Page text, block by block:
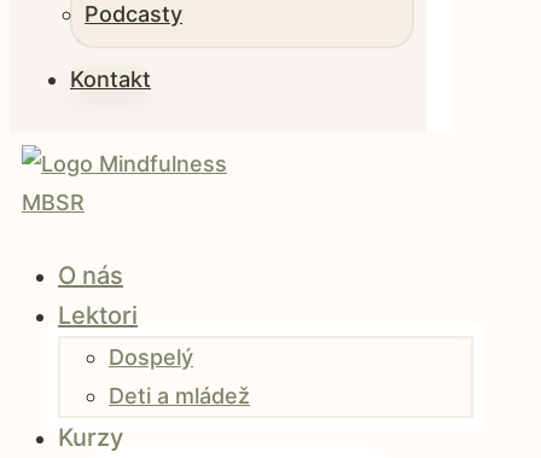
Podcasty
Kontakt
O nás
Lektori
Dospelý
Deti a mládež
Kurzy